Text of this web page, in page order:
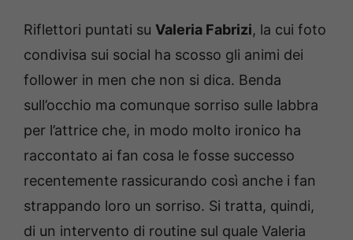
Riflettori puntati su Valeria Fabrizi, la cui foto
condivisa sui social ha scosso gli animi dei
follower in men che non si dica. Benda
sull’occhio ma comunque sorriso sulle labbra
per l’attrice che, in modo molto ironico ha
raccontato ai fan cosa le fosse successo
recentemente rassicurando così anche i fan
strappando loro un sorriso. Si tratta, quindi,
di un intervento di routine sul quale Valeria